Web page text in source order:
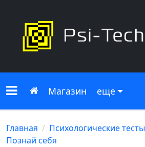
Меню сайта
Главная
Магазин еще
Главная Психологические тесты
Познай себя